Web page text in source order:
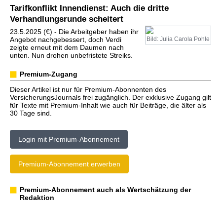
Tarifkonflikt Innendienst: Auch die dritte
Verhandlungsrunde scheitert
Bild: Julia Carola Pohle
23.5.2025 (€) - Die Arbeitgeber haben ihr
Angebot nachgebessert, doch Verdi
zeigte erneut mit dem Daumen nach
unten. Nun drohen unbefristete Streiks.
Premium-Zugang
Dieser Artikel ist nur für Premium-Abonnenten des
VersicherungsJournals frei zugänglich. Der exklusive Zugang gilt
für Texte mit Premium-Inhalt wie auch für Beiträge, die älter als
30 Tage sind.
Login mit Premium-Abonnement
Premium-Abonnement erwerben
Premium-Abonnement auch als Wertschätzung der
Redaktion